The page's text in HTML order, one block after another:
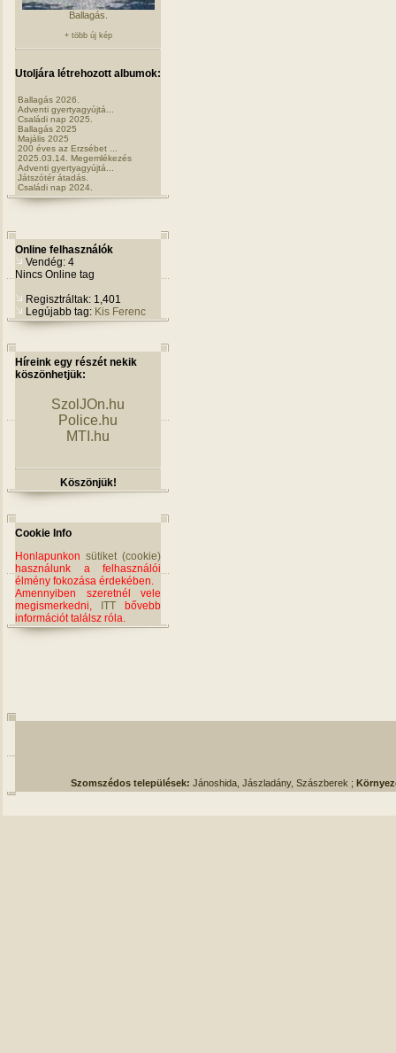
Ballagás.
+ több új kép
Utoljára létrehozott albumok:
Ballagás 2026.
Adventi gyertyagyújtá...
Családi nap 2025.
Ballagás 2025
Majális 2025
200 éves az Erzsébet ...
2025.03.14. Megemlékezés
Adventi gyertyagyújtá...
Játszótér átadás.
Családi nap 2024.
Online felhasználók
Vendég: 4
Nincs Online tag
Regisztráltak: 1,401
Legújabb tag: Kis Ferenc
Híreink egy részét nekik
köszönhetjük:
SzolJOn.hu
Police.hu
MTI.hu
Köszönjük!
Cookie Info
Honlapunkon sütiket (cookie)
használunk a felhasználói
élmény fokozása érdekében.
Amennyiben szeretnél vele
megismerkedni,
ITT bővebb
információt találsz róla.
Szomszédos települések: Jánoshida, Jászladány, Szászberek ;